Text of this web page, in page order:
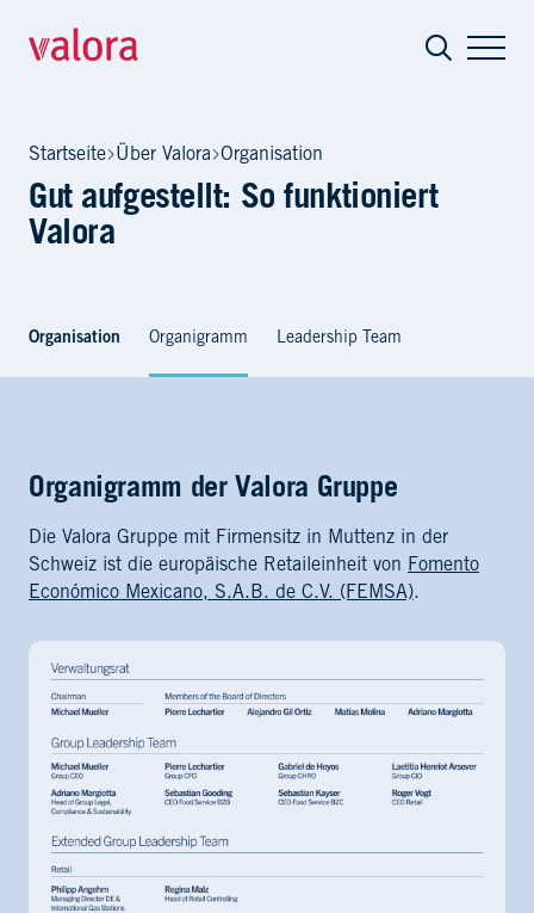
Startseite Über Valora Organisation
Gut aufgestellt: So funktioniert
Valora
Organisation Organigramm Leadership Team
Organigramm der Valora Gruppe
Die Valora Gruppe mit Firmensitz in Muttenz in der
Schweiz ist die europäische Retaileinheit von Fomento
Económico Mexicano, S.A.B. de C.V. (FEMSA).